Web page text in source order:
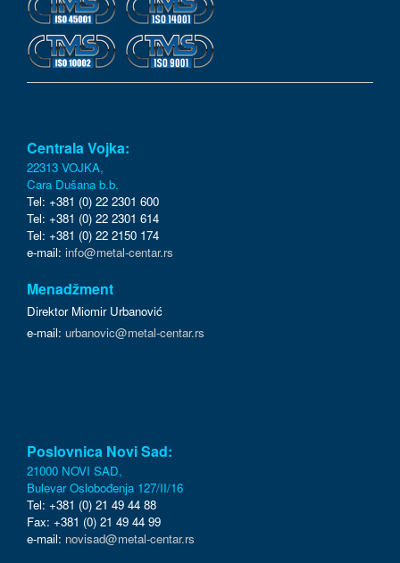
Centrala Vojka:
22313 VOJKA,
Cara Dušana b.b.
Tel: +381 (0) 22 2301 600
Tel: +381 (0) 22 2301 614
Tel: +381 (0) 22 2150 174
e-mail: info@metal-centar.rs
Menadžment
Direktor Miomir Urbanović
e-mail: urbanovic@metal-centar.rs
Poslovnica Novi Sad:
21000 NOVI SAD,
Bulevar Oslobođenja 127/II/16
Tel: +381 (0) 21 49 44 88
Fax: +381 (0) 21 49 44 99
e-mail: novisad@metal-centar.rs